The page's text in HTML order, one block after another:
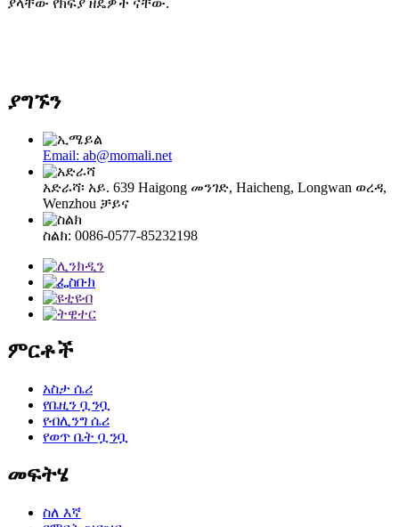
ያግኙን
Email: ab@momali.net
አድራሻ፡ አይ. 639 Haigong መንገድ, Haicheng, Longwan ወረዳ,
Wenzhou ቻይና
ስልክ: 0086-0577-85232198
ምርቶች
አስታ ሴሪ
የቤዚን ቧንቧ
የብሊንግ ሴሪ
የወጥ ቤት ቧንቧ
መፍትሄ
ስለ እኛ